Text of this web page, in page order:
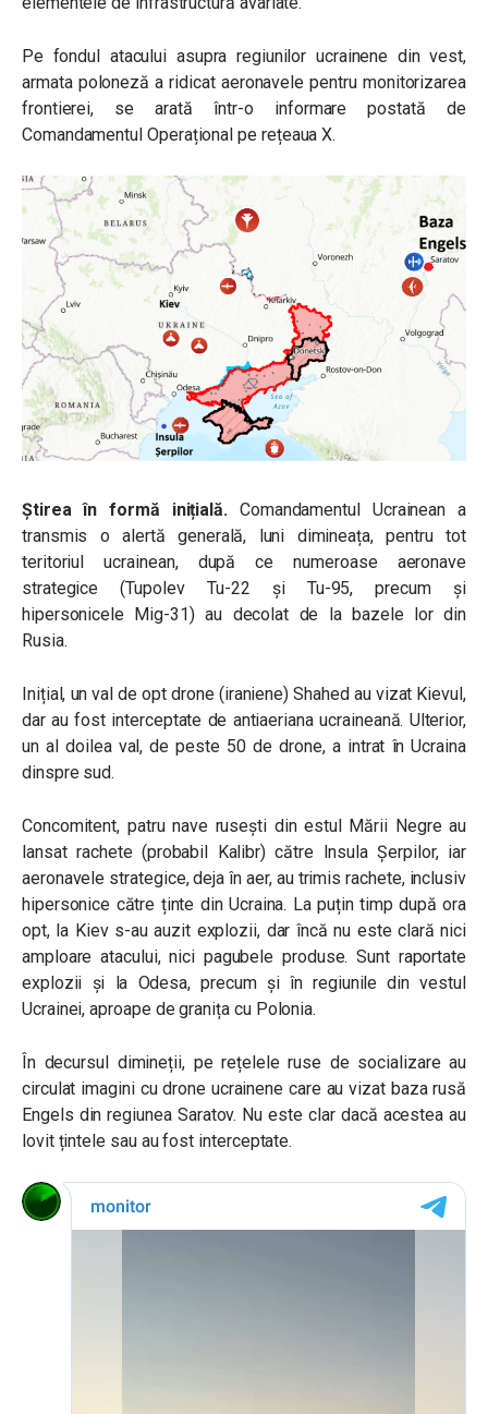
Pe fondul atacului asupra regiunilor ucrainene din vest,
armata poloneză a ridicat aeronavele pentru monitorizarea
frontierei, se arată într-o informare postată de
Comandamentul Operațional pe rețeaua X.
Știrea în formă inițială. Comandamentul Ucrainean a
transmis o alertă generală, luni dimineața, pentru tot
teritoriul ucrainean, după ce numeroase aeronave
strategice (Tupolev Tu-22 și Tu-95, precum și
hipersonicele Mig-31) au decolat de la bazele lor din
Rusia.
Inițial, un val de opt drone (iraniene) Shahed au vizat Kievul,
dar au fost interceptate de antiaeriana ucraineană. Ulterior,
un al doilea val, de peste 50 de drone, a intrat în Ucraina
dinspre sud.
Concomitent, patru nave rusești din estul Mării Negre au
lansat rachete (probabil Kalibr) către Insula Șerpilor, iar
aeronavele strategice, deja în aer, au trimis rachete, inclusiv
hipersonice către ținte din Ucraina. La puțin timp după ora
opt, la Kiev s-au auzit explozii, dar încă nu este clară nici
amploare atacului, nici pagubele produse. Sunt raportate
explozii și la Odesa, precum și în regiunile din vestul
Ucrainei, aproape de granița cu Polonia.
În decursul dimineții, pe rețelele ruse de socializare au
circulat imagini cu drone ucrainene care au vizat baza rusă
Engels din regiunea Saratov. Nu este clar dacă acestea au
lovit țintele sau au fost interceptate.